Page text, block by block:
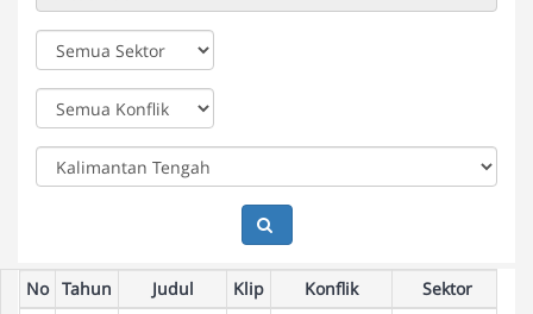
No Tahun Judul Klip Konflik
Sektor